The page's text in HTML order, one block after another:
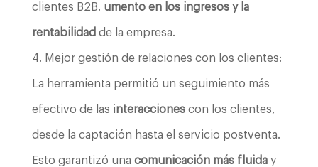
clientes B2B. umento en los ingresos y la
rentabilidad de la empresa.
Mejor gestión de relaciones con los clientes:
La herramienta permitió un seguimiento más
efectivo de las interacciones con los clientes,
desde la captación hasta el servicio postventa.
Esto garantizó una comunicación más fluiday